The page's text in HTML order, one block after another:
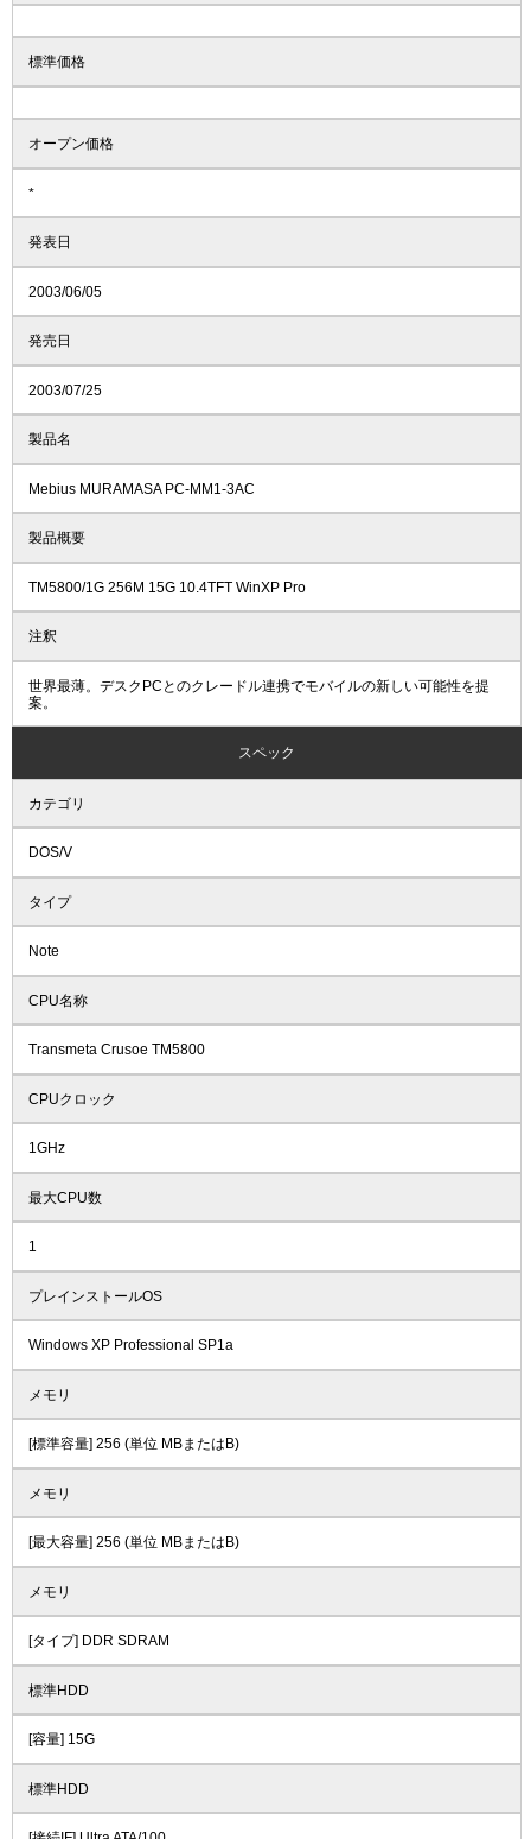
標準価格
オープン価格
*
発表日
2003/06/05
発売日
2003/07/25
製品名
Mebius MURAMASA PC-MM1-3AC
製品概要
TM5800/1G 256M 15G 10.4TFT WinXP Pro
注釈
世界最薄。デスクPCとのクレードル連携でモバイルの新しい可能性を提
案。
スペック
カテゴリ
DOS/V
タイプ
Note
CPU名称
Transmeta Crusoe TM5800
CPUクロック
1GHz
最大CPU数
1
プレインストールOS
Windows XP Professional SP1a
メモリ
[標準容量] 256 (単位 MBまたはB)
メモリ
[最大容量] 256 (単位 MBまたはB)
メモリ
[タイプ] DDR SDRAM
標準HDD
[容量] 15G
標準HDD